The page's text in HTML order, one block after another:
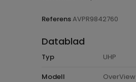
ReferensAVPR9842760
Datablad
Typ UHP
Modell